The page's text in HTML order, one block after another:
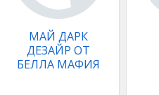
МАЙ ДАРК
ДЕЗАЙР ОТ
БЕЛЛА МАФИЯ